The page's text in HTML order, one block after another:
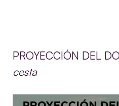
PROYECCIÓN DEL
cesta